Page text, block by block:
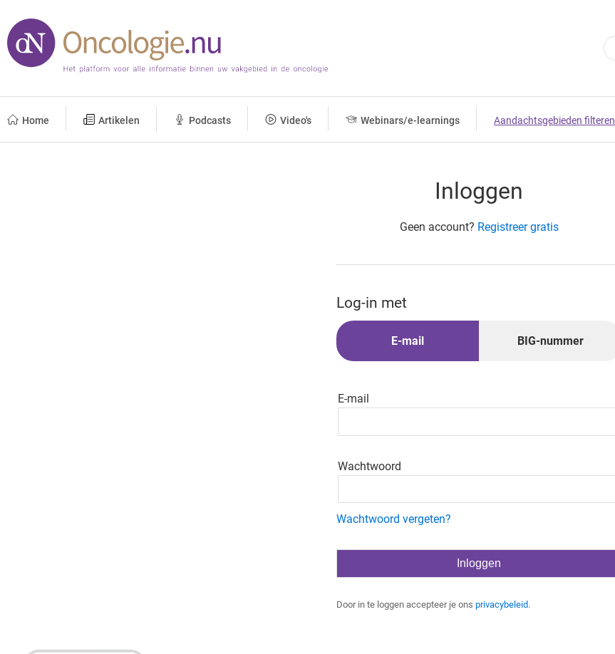
Home Artikelen Podcasts Video's Webinars/e-learnings Aandachtsgebieden filteren
Inloggen
Geen account? Registreer gratis
Log-in met
E-mail
E-mail
Wachtwoord
Wachtwoord vergeten?
Door in te loggen accepteer je ons privacybeleid.
BIG-nummer